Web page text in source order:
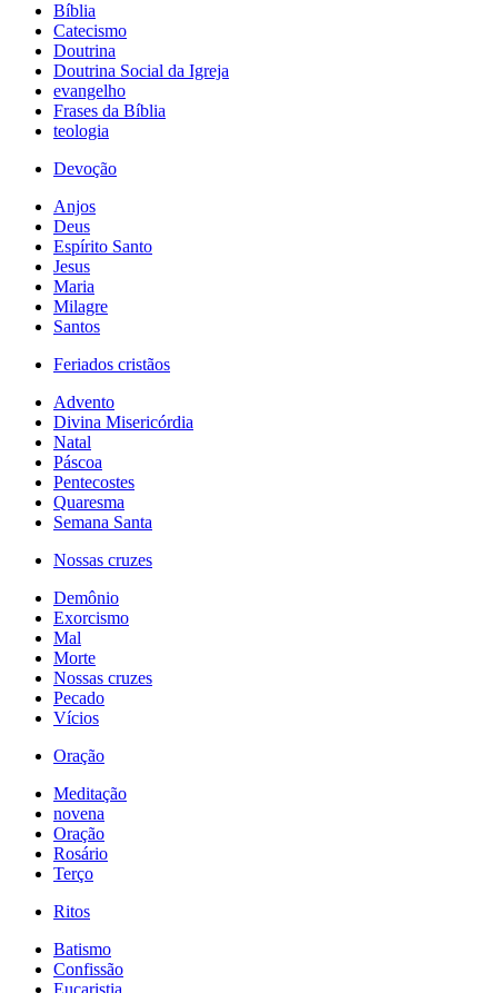
Bíblia
Catecismo
Doutrina
Doutrina Social da Igreja
evangelho
Frases da Bíblia
teologia
Devoção
Anjos
Deus
Espírito Santo
Jesus
Maria
Milagre
Santos
Feriados cristãos
Advento
Divina Misericórdia
Natal
Páscoa
Pentecostes
Quaresma
Semana Santa
Nossas cruzes
Demônio
Exorcismo
Mal
Morte
Nossas cruzes
Pecado
Vícios
Oração
Meditação
novena
Oração
Rosário
Terço
Ritos
Batismo
Confissão
Eucaristia